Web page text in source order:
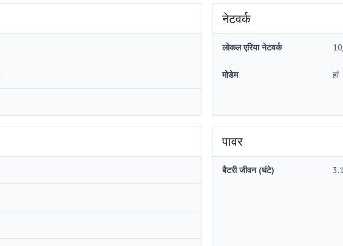
नेटवर्क
लोकल एरिया नेटवर्क
मोडेम हां
पावर
बैटरी जीवन (घंटे)